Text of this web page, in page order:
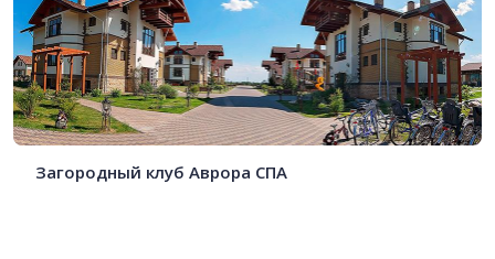
Загородный клуб Аврора СПА